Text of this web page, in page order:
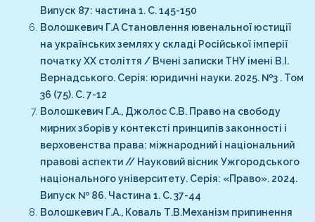
Випуск 87: частина 1. С. 145-150
Волошкевич Г.А Становлення ювенальної юстиції
на українських землях у складі Російської імперії
початку ХХ століття / Вчені записки ТНУ імені В.І.
Вернадського. Серія: юридичні науки. 2025. №3 . Том
36 (75). С. 7-12
Волошкевич Г.А., Джолос С.В. Право на свободу
мирних зборів у контексті принципів законності і
верховенства права: міжнародний і національний
правові аспекти // Науковий вісник Ужгородського
національного університету. Серія: «Право». 2024.
Випуск № 86. Частина 1. С. 37-44
Волошкевич Г.А., Коваль Т.В.Механізм припинення